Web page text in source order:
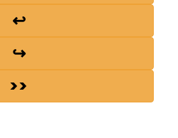
↩
↪
>>